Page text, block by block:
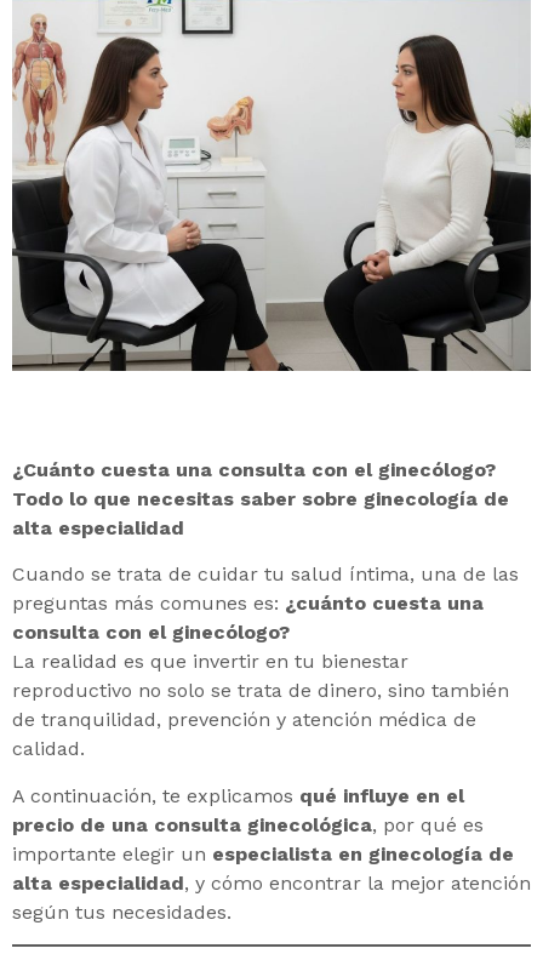
¿Cuánto cuesta una consulta con el ginecólogo?
Todo lo que necesitas saber sobre ginecología de
alta especialidad
Cuando se trata de cuidar tu salud íntima, una de las
preguntas más comunes es: ¿cuánto cuesta una
consulta con el ginecólogo?
La realidad es que invertir en tu bienestar
reproductivo no solo se trata de dinero, sino también
de tranquilidad, prevención y atención médica de
calidad.
A continuación, te explicamos qué influye en el
precio de una consulta ginecológica, por qué es
importante elegir un especialista en ginecología de
alta especialidad, y cómo encontrar la mejor atención
según tus necesidades.